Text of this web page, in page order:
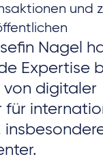
und
Nagel
Expertise
von digitaler
für